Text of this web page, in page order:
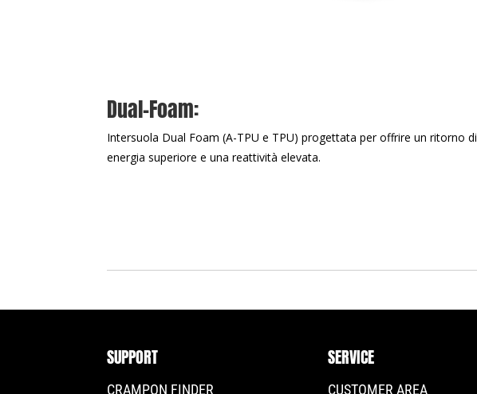
Dual-Foam:
Intersuola Dual Foam (A-TPU e TPU) progettata per offrire un ritorno di
energia superiore e una reattività elevata.
SUPPORT
CRAMPON FINDER
SERVICE
CUSTOMER AREA